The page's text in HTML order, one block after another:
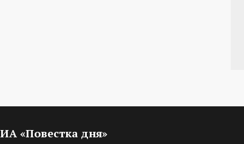
«Повестка дня»